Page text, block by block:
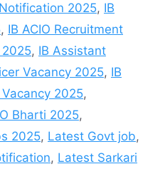
2025, IB
, IB ACIO Recruitment
2025, IB Assistant
Vacancy 2025, IB
Vacancy 2025,
Bharti 2025,
2025, Latest Govt job,
, Latest Sarkari